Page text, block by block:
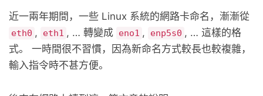
近一兩年期間，一些 Linux 系統的網路卡命名，漸漸從
eth0 , eth1 , … 轉變成 eno1 , enp5s0 , … 這樣的格
式。 一時間很不習慣，因為新命名方式較長也較複雜，
輸入指令時不甚方便。